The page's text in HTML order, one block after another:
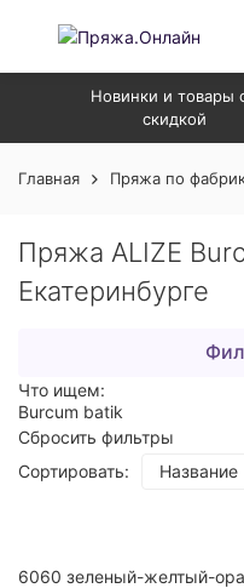
Новинки и товары
скидкой
Главная Пряжа по
Пряжа ALIZE
Екатеринбурге
Что ищем:
Burcum batik
Сбросить фильтры
Сортировать:
Название
6060 зеленый-желтый-